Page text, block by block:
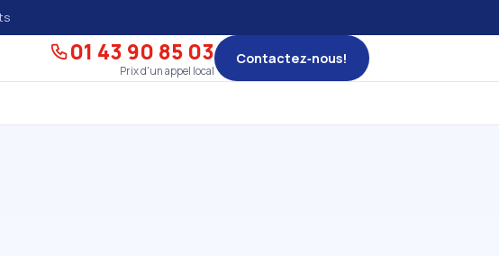
01 43 90 85 03
Prix d'un appel local
Contactez‑nous!